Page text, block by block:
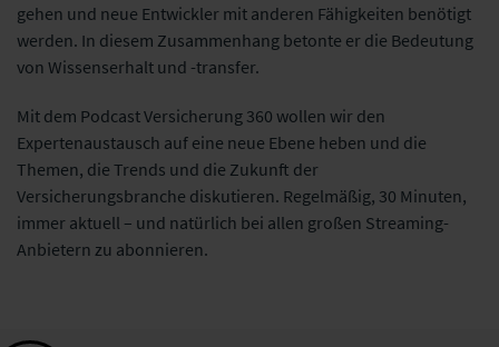
gehen und neue Entwickler mit anderen Fähigkeiten benötigt
werden. In diesem Zusammenhang betonte er die Bedeutung
von Wissenserhalt und -transfer.
Mit dem Podcast Versicherung 360 wollen wir den
Expertenaustausch auf eine neue Ebene heben und die
Themen, die Trends und die Zukunft der
Versicherungsbranche diskutieren. Regelmäßig, 30 Minuten,
immer aktuell – und natürlich bei allen großen Streaming-
Anbietern zu abonnieren.